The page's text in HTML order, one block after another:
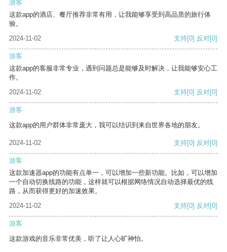
游客
这款app的酒店、餐厅推荐非常有用，让我能够享受到高品质的旅行体
验。
2024-11-02
支持[0] 反对[0]
游客
这款app的客服非常专业，遇到问题总是能够及时解决，让我能够安心工
作。
2024-11-02
支持[0] 反对[0]
游客
这款app的用户群体非常庞大，我可以结识到来自世界各地的朋友。
2024-11-02 支持[0] 反对[0]
游客
这款加速器app的功能有点单一，可以增加一些新功能。比如，可以增加
一个自动切换线路的功能，这样就可以根据网络情况自动选择最优的线
路，从而获得更好的加速效果。
2024-11-02
支持[0] 反对[0]
游客
这款游戏的音乐非常优美，听了让人心旷神怡。